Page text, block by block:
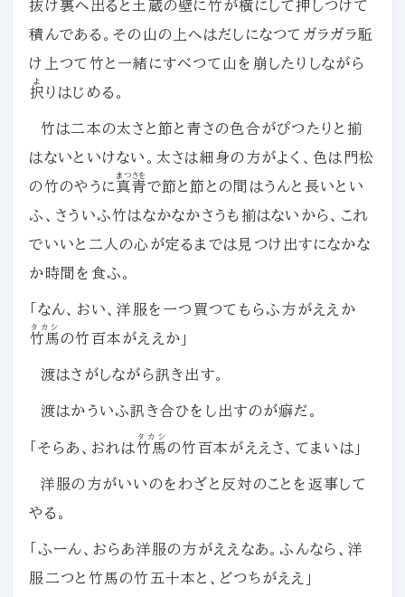
抜け裏へ出ると土蔵の壁に竹が横にして押しつけて
積んである。その山の上へはだしになつてガラガラ駈
け上つて竹と一緒にすべつて山を崩したりしながら
択
よ
りはじめる。
竹は二本の太さと節と青さの色合がぴつたりと揃
はないといけない。太さは細身の方がよく、色は門松
の竹のやうに真青
まつさを
で節と節との間はうんと長いとい
ふ、さういふ竹はなかなかさうも揃はないから、これ
でいいと二人の心が定るまでは見つけ出すになかな
か時間を食ふ。
「なん、おい、洋服を一つ買つてもらふ方がええか
竹馬
タカシ
の竹百本がええか」
渡はさがしながら訊き出す。
渡はかういふ訊き合ひをし出すのが癖だ。
「そらあ、おれは竹馬
タカシ
の竹百本がええさ、てまいは」
洋服の方がいいのをわざと反対のことを返事して
やる。
「ふーん、おらあ洋服の方がええなあ。ふんなら、洋
服二つと竹馬の竹五十本と、どつちがええ」